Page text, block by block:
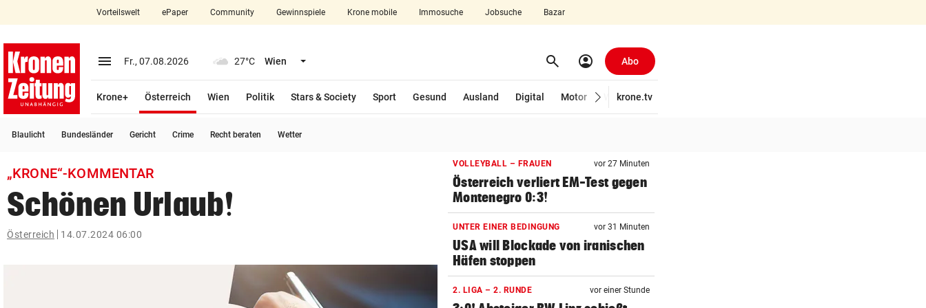
closeSchließen
account_circle Anmelden
arrow_right
search
Suchbegriff
Vorteilswelt ePaper Community Gewinnspiele Krone mobile Immosuche Jobsuche Bazar
menu Menü aufklappen
Fr., 07.08.2026 27°C Wien Menü aufklappen search Suchen
account_circle Abo
Krone+ Österreich
Wien
Politik Stars & Society Sport Gesund Ausland Digital Motor Wirtschaft
krone.tv
Blaulicht Bundesländer Gericht Crime Recht beraten Wetter
„KRONE“-KOMMENTAR
Schönen Urlaub!
Österreich 14.07.2024 06:00
VOLLEYBALL – FRAUEN vor 27 Minuten
Österreich verliert EM-Test gegen
Montenegro 0:3!
UNTER EINER BEDINGUNG vor 31 Minuten
USA will Blockade von iranischen
Häfen stoppen
2. LIGA – 2. RUNDE vor einer Stunde